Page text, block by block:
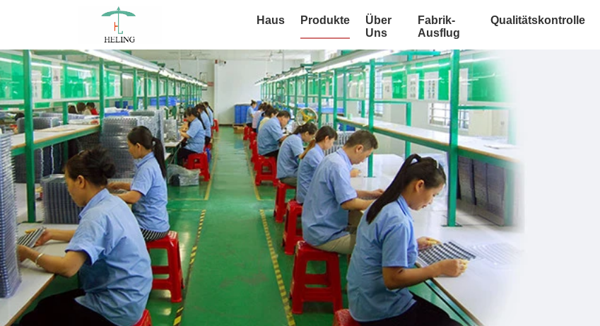
Haus Produkte
Über
Uns
Fabrik-
Ausflug
Qualitätskontrolle